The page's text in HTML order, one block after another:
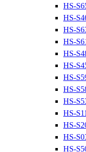
HS-
HS-
HS-
HS-
HS-
HS-
HS-
HS-
HS-
HS-
HS-
HS-
HS-